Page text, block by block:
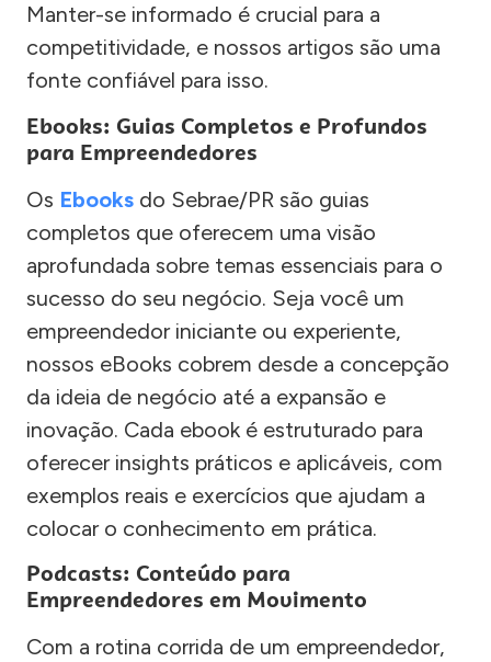
Manter-se informado é crucial para a
competitividade, e nossos artigos são uma
fonte confiável para isso.
Ebooks: Guias Completos e Profundos
para Empreendedores
Os Ebooks do Sebrae/PR são guias
completos que oferecem uma visão
aprofundada sobre temas essenciais para o
sucesso do seu negócio. Seja você um
empreendedor iniciante ou experiente,
nossos eBooks cobrem desde a concepção
da ideia de negócio até a expansão e
inovação. Cada ebook é estruturado para
oferecer insights práticos e aplicáveis, com
exemplos reais e exercícios que ajudam a
colocar o conhecimento em prática.
Podcasts: Conteúdo para
Empreendedores em Movimento
Com a rotina corrida de um empreendedor,